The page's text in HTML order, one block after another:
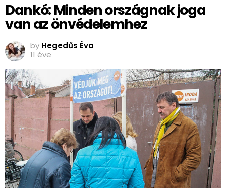
Dankó: Minden országnak joga
van az önvédelemhez
by Hegedűs Éva
11 éve